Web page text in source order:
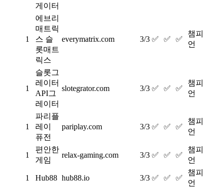
게이터
1
에브리
매트릭
스 슬
롯매트
릭스
everymatrix.com 3/3 ✅ ✅ ✅
챔피
언
1
슬롯그
레이터
API그
레이터
slotegrator.com 3/3 ✅ ✅ ✅
챔피
언
1
파리플
레이
퓨전
pariplay.com 3/3 ✅ ✅ ✅
챔피
언
1
편안한
게임
relax-gaming.com 3/3 ✅ ✅ ✅
챔피
언
1 Hub88 hub88.io 3/3 ✅ ✅ ✅
챔피
언